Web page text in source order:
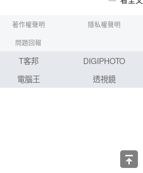
著作權聲明
隱私權聲明
問題回報
T客邦
DIGIPHOTO
電腦王 透視鏡